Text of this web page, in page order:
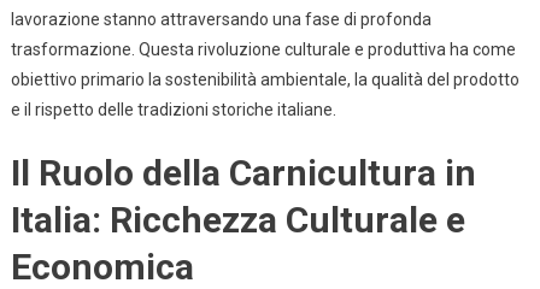
Italiana:
Un
Approccio
lavorazione stanno attraversando una fase di profonda
trasformazione. Questa rivoluzione culturale e produttiva ha come
obiettivo primario la sostenibilità ambientale, la qualità del prodotto
e il rispetto delle tradizioni storiche italiane.
Il Ruolo della Carnicultura in
Italia: Ricchezza Culturale e
Economica